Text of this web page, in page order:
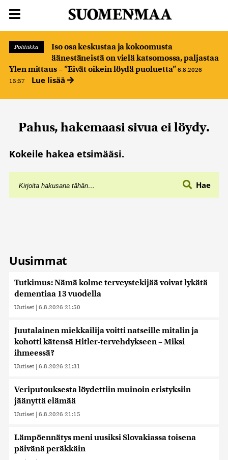
Politiikka
Iso osa keskustaa ja kokoomusta
äänestäneistä on vielä katsomossa, paljastaa
Ylen mittaus – ”Eivät oikein löydä puoluetta” 6.8.2026
15:57
Lue lisää
Pahus, hakemaasi sivua ei löydy.
Kokeile hakea etsimääsi.
Hae
Uusimmat
Tutkimus: Nämä kolme terveystekijää voivat lykätä
dementiaa 13 vuodella
Uutiset | 6.8.2026 21:50
Juutalainen miekkailija voitti natseille mitalin ja
kohotti kätensä Hitler-tervehdykseen – Miksi
ihmeessä?
Uutiset | 6.8.2026 21:31
Veriputouksesta löydettiin muinoin eristyksiin
jäänyttä elämää
Uutiset | 6.8.2026 21:15
Lämpöennätys meni uusiksi Slovakiassa toisena
päivänä peräkkäin